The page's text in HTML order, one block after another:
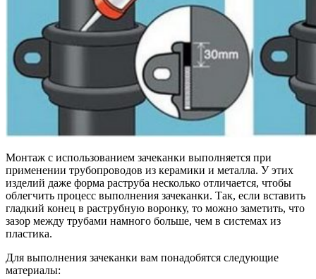
Монтаж с использованием зачеканки выполняется при
применении трубопроводов из керамики и металла. У этих
изделий даже форма раструба несколько отличается, чтобы
облегчить процесс выполнения зачеканки. Так, если вставить
гладкий конец в раструбную воронку, то можно заметить, что
зазор между трубами намного больше, чем в системах из
пластика.
Для выполнения зачеканки вам понадобятся следующие
материалы: